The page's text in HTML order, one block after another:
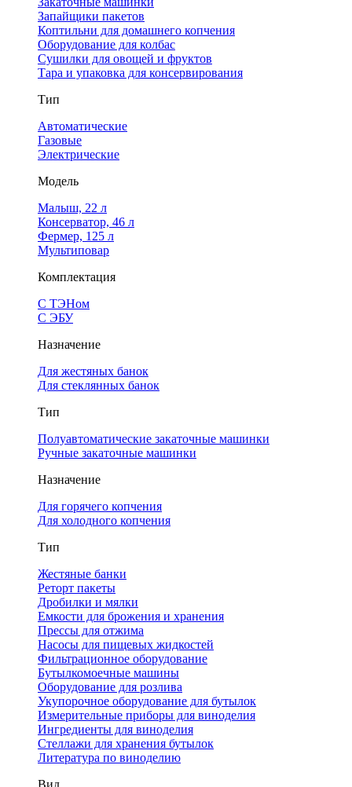
Запайщики пакетов
Коптильни для домашнего копчения
Оборудование для колбас
Сушилки для овощей и фруктов
Тара и упаковка для консервирования
Тип
Автоматические
Газовые
Электрические
Модель
Малыш, 22 л
Консерватор, 46 л
Фермер, 125 л
Мультиповар
Комплектация
С ТЭНом
С ЭБУ
Назначение
Для жестяных банок
Для стеклянных банок
Тип
Полуавтоматические закаточные машинки
Ручные закаточные машинки
Назначение
Для горячего копчения
Для холодного копчения
Тип
Жестяные банки
Реторт пакеты
Дробилки и мялки
Емкости для брожения и хранения
Прессы для отжима
Насосы для пищевых жидкостей
Фильтрационное оборудование
Бутылкомоечные машины
Оборудование для розлива
Укупорочное оборудование для бутылок
Измерительные приборы для виноделия
Ингредиенты для виноделия
Стеллажи для хранения бутылок
Литература по виноделию
Вид